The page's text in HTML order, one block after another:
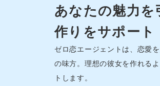
あなたの魅力を
作りをサポート
ゼロ恋エージェントは、恋愛
の味方。理想の彼女を作れる
トします。